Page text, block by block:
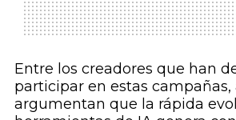
Entre los creadores que han
participar en estas campañas,
argumentan que la rápida